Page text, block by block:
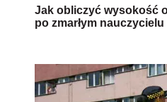
Jak obliczyć wysokość
po zmarłym nauczycielu